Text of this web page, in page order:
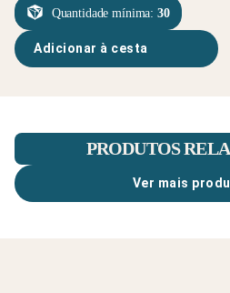
Quantidade mínima: 30
Adicionar à cesta
PRODUTOS
Ver mais